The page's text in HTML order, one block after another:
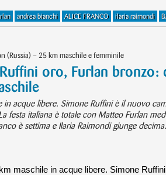
andrea bianchi ALICE FRANCO ilaria raimondi
(Russia) – 25 km maschile e femminile
oro, Furlan
in acque libere. Simone Ruffini è il nuovo
festa italiana è totale con Matteo Furlan
è settima e Ilaria Raimondi giunge
maschile in acque libere. Simone